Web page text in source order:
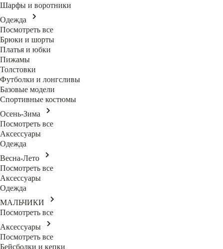
Шарфы и воротники
Одежда
Посмотреть все
Брюки и шорты
Платья и юбки
Пижамы
Толстовки
Футболки и лонгсливы
Базовые модели
Спортивные костюмы
Осень-Зима
Посмотреть все
Аксессуары
Одежда
Весна-Лето
Посмотреть все
Аксессуары
Одежда
МАЛЬЧИКИ
Посмотреть все
Аксессуары
Посмотреть все
Бейсболки и кепки